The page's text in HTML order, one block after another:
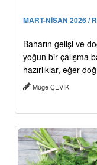
MART-NİSAN 2026 /
Baharın gelişi ve
yoğun bir çalışma
hazırlıklar, eğer
Müge ÇEVİK